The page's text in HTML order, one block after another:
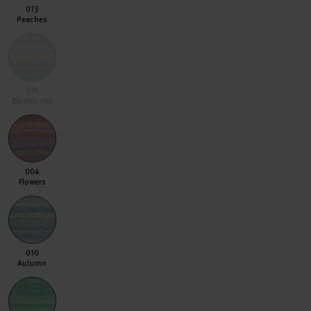
013 Peaches
013
Peaches
004 Flowers
004
Flowers
010 Autumn
010
Autumn